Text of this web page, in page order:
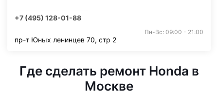
+7 (495) 128-01-88
Пн-Вс: 09:00 - 21:00
пр-т Юных ленинцев 70, стр 2
Где сделать ремонт Honda в
Москве